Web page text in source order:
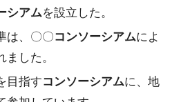
シアムを設立した。
は、〇〇コンソーシアムによ
ました。
目指すコンソーシアムに、地